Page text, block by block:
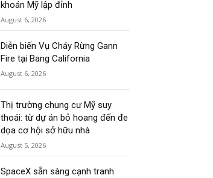
khoán Mỹ lập đỉnh
August 6, 2026
Diễn biến Vụ Cháy Rừng Gann
Fire tại Bang California
August 6, 2026
Thị trường chung cư Mỹ suy
thoái: từ dự án bỏ hoang đến đe
dọa cơ hội sở hữu nhà
August 5, 2026
SpaceX sẵn sàng cạnh tranh